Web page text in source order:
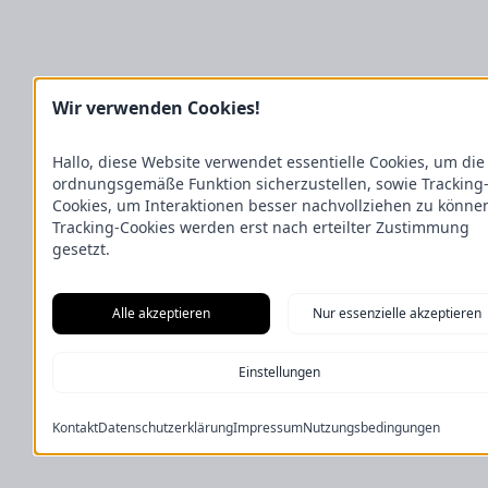
Wir verwenden Cookies!
Hallo, diese Website verwendet essentielle Cookies, um die
ordnungsgemäße Funktion sicherzustellen, sowie Tracking-
Cookies, um Interaktionen besser nachvollziehen zu
Tracking-Cookies werden erst nach erteilter Zustimmung
gesetzt.
Alle akzeptieren Nur essenzielle akzeptieren
Einstellungen
KontaktDatenschutzerklärungImpressumNutzungsbedingungen